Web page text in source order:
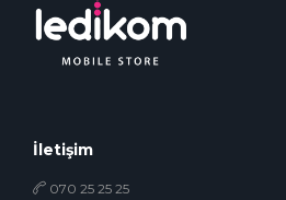
İletişim
070 25 25 25